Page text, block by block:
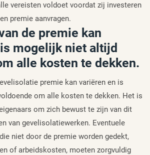
vereisten voldoet voordat zij investeren
premie aanvragen.
de premie kan
mogelijk niet altijd
alle kosten te dekken.
premie kan variëren en is
om alle kosten te dekken. Het is
om zich bewust te zijn van dit
van gevelisolatiewerken. Eventuele
niet door de premie worden gedekt,
of arbeidskosten, moeten zorgvuldig